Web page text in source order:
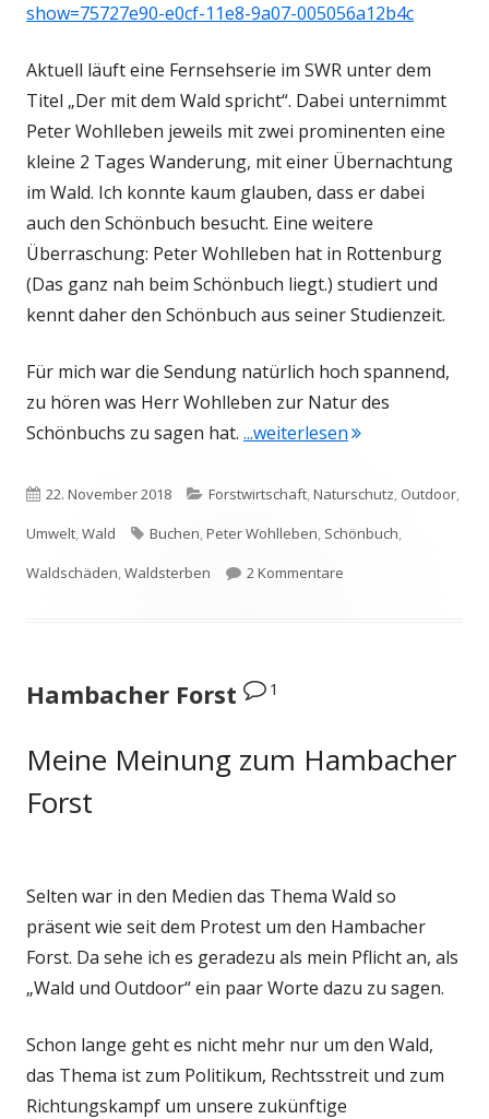
show=75727e90-e0cf-11e8-9a07-005056a12b4c
Aktuell läuft eine Fernsehserie im SWR unter dem
Titel „Der mit dem Wald spricht“. Dabei unternimmt
Peter Wohlleben jeweils mit zwei prominenten eine
kleine 2 Tages Wanderung, mit einer Übernachtung
im Wald. Ich konnte kaum glauben, dass er dabei
auch den Schönbuch besucht. Eine weitere
Überraschung: Peter Wohlleben hat in Rottenburg
(Das ganz nah beim Schönbuch liegt.) studiert und
kennt daher den Schönbuch aus seiner Studienzeit.
Für mich war die Sendung natürlich hoch spannend,
zu hören was Herr Wohlleben zur Natur des
Schönbuchs zu sagen hat. ...weiterlesen"Der mit dem
Veröffentlicht
am
22. November 2018 Kategorien
Forstwirtschaft,Naturschutz, Outdoor,
Umwelt,Wald Schlagwörter
Buchen,Peter Wohlleben, Schönbuch,
Waldschäden,Waldsterben 2 Kommentare
Hambacher Forst 1
Meine Meinung zum Hambacher
Forst
Selten war in den Medien das Thema Wald so
präsent wie seit dem Protest um den Hambacher
Forst. Da sehe ich es geradezu als mein Pflicht an, als
„Wald und Outdoor“ ein paar Worte dazu zu sagen.
Schon lange geht es nicht mehr nur um den Wald,
das Thema ist zum Politikum, Rechtsstreit und zum
Richtungskampf um unsere zukünftige